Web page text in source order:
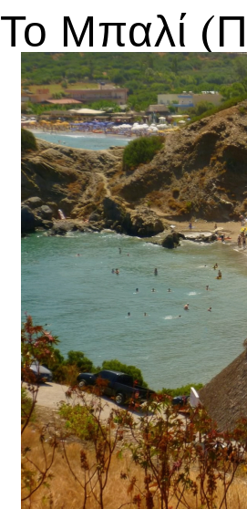
Το Μπαλί